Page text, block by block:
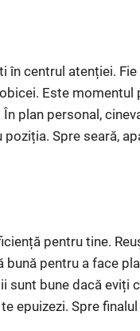
în centrul atenției.
Este
plan personal,
Spre seară,
pentru tine.
pentru a face
sunt bune dacă eviți
epuizezi. Spre